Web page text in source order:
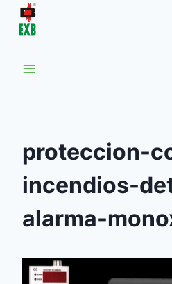
Saltar
proteccion-
incendios-
alarma-